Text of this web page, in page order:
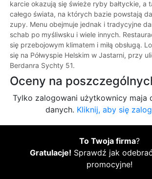
karcie okazują się świeże ryby bałtyckie, a
całego świata, na których bazie powstają
zupy. Menu obejmuje jednak i tradycyjne
schab po myśliwsku i wiele innych.
się przebojowym klimatem i miłą obsługą.
się na Półwyspie Helskim w Jastarni, przy
Berdanra Sychty 51.
Oceny na
Tylko zalogowani użytkownicy maja
danych. Kliknij, aby się
To Twoja firma?
Gratulacje! Sprawdź jak
promocyjne!